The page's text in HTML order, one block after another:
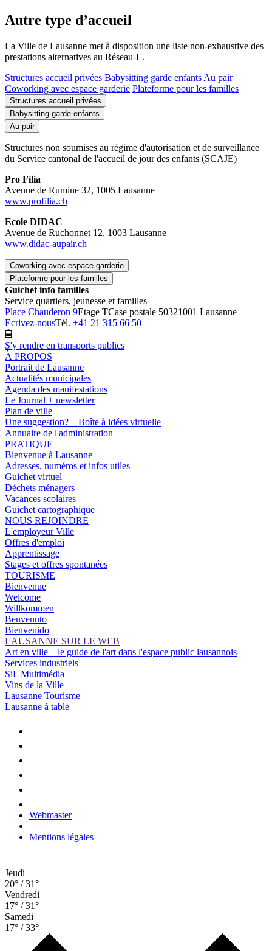
Autre type d’accueil
La Ville de Lausanne met à disposition une liste non-exhaustive des
prestations alternatives au Réseau-L.
Structures accueil privées Babysitting garde enfants Au pair
Coworking avec espace garderie Plateforme pour les familles
Structures accueil privées
Babysitting garde enfants
Au pair
Structures non soumises au régime d'autorisation et de surveillance
du Service cantonal de l'accueil de jour des enfants (SCAJE)
Pro Filia
Avenue de Rumine 32, 1005 Lausanne
www.profilia.ch
Ecole DIDAC
Avenue de Ruchonnet 12, 1003 Lausanne
www.didac-aupair.ch
Coworking avec espace garderie
Plateforme pour les familles
Guichet info familles
Service quartiers, jeunesse et familles
Place Chauderon 9Etage TCase postale 50321001 Lausanne
Ecrivez-nousTél. +41 21 315 66 50
S'y rendre en transports publics
À PROPOS
Portrait de Lausanne
Actualités municipales
Agenda des manifestations
Le Journal + newsletter
Plan de ville
Une suggestion? – Boîte à idées virtuelle
Annuaire de l'administration
PRATIQUE
Bienvenue à Lausanne
Adresses, numéros et infos utiles
Guichet virtuel
Déchets ménagers
Vacances scolaires
Guichet cartographique
NOUS REJOINDRE
L'employeur Ville
Offres d'emploi
Apprentissage
Stages et offres spontanées
TOURISME
Bienvenue
Welcome
Willkommen
Benvenuto
Bienvenido
LAUSANNE SUR LE WEB
Art en ville – le guide de l'art dans l'espace public lausannois
Services industriels
SiL Multimédia
Vins de la Ville
Lausanne Tourisme
Lausanne à table
Webmaster
–
Mentions légales
Jeudi
20° / 31°
Vendredi
17° / 31°
Samedi
17° / 33°